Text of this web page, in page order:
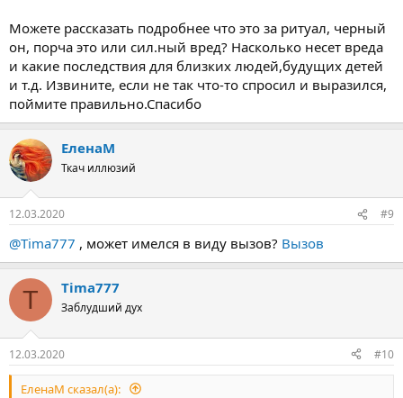
Можете рассказать подробнее что это за ритуал, черный
он, порча это или сил.ный вред? Насколько несет вреда
и какие последствия для близких людей,будущих детей
и т.д. Извините, если не так что-то спросил и выразился,
поймите правильно.Спасибо
ЕленаМ
Ткач иллюзий
12.03.2020 #9
@Tima777 , может имелся в виду вызов? Вызов
T Tima777
Заблудший дух
12.03.2020 #10
ЕленаМ сказал(а):